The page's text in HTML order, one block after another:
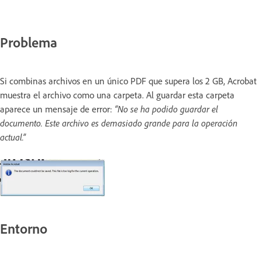
Problema
Si combinas archivos en un único PDF que supera los 2 GB, Acrobat
muestra el archivo como una carpeta. Al guardar esta carpeta
aparece un mensaje de error: “No se ha podido guardar el
documento. Este archivo es demasiado grande para la operación
actual.”
Entorno